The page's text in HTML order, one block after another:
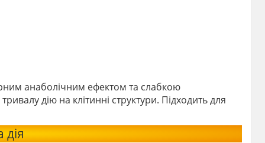
анаболічним ефектом та слабкою
дію на клітинні структури. Підходить для